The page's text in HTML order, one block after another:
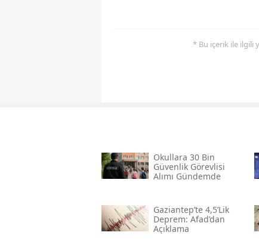
* Bu içerik ile ilgili
Okullara 30 Bin
Güvenlik Görevlisi
Alımı Gündemde
Gaziantep’te 4,5’lik
Deprem: Afad’dan
Açıklama